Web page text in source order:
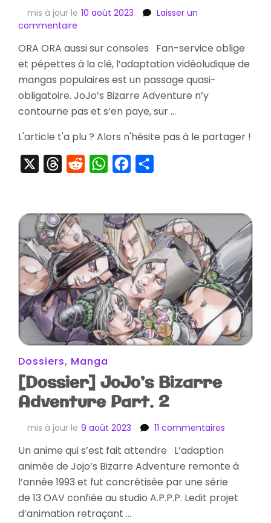
mis à jour le 10 août 2023
Laisser un
commentaire
JoJo’s
Bizarre
Adventure
3
ORA ORA aussi sur consoles Fan-service oblige
et pépettes à la clé, l’adaptation vidéoludique de
mangas populaires est un passage quasi-
obligatoire. JoJo’s Bizarre Adventure n’y
contourne pas et s’en paye, sur …
L'article t'a plu ? Alors n'hésite pas à le partager !
ThreadsRedditWhatsAppFacebook
Dossiers, Manga
[Dossier] JoJo’s Bizarre
Adventure Part. 2
mis à jour le 9 août 2023 11 commentaires
Bizarre
Adventure
Part.
2
Un anime qui s’est fait attendre L’adaption
animée de Jojo’s Bizarre Adventure remonte à
l’année 1993 et fut concrétisée par une série
de 13 OAV confiée au studio A.P.P.P. Ledit projet
d’animation retraçant …